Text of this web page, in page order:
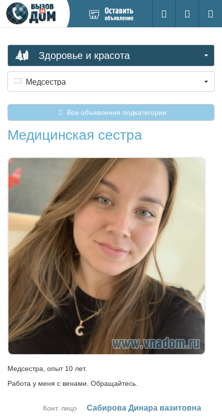
новое
Поиск
Вход на
Здоровье и красота
Медсестра
Все объявления подкатегории
Медицинская сестра
Медсестра, опыт 10 лет.
Работа у меня с венами. Обращайтесь.
Конт. лицо Са­би­ро­ва Ди­на­ра ва­зи­тов­на